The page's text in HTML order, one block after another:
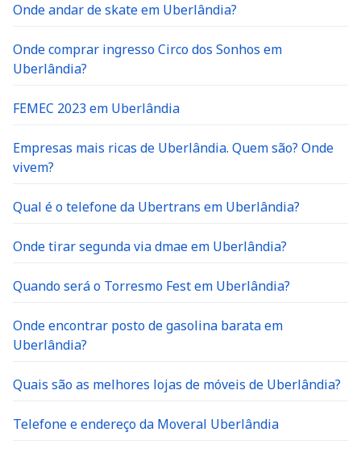
Onde andar de skate em Uberlândia?
Onde comprar ingresso Circo dos Sonhos em
Uberlândia?
FEMEC 2023 em Uberlândia
Empresas mais ricas de Uberlândia. Quem são? Onde
vivem?
Qual é o telefone da Ubertrans em Uberlândia?
Onde tirar segunda via dmae em Uberlândia?
Quando será o Torresmo Fest em Uberlândia?
Onde encontrar posto de gasolina barata em
Uberlândia?
Quais são as melhores lojas de móveis de Uberlândia?
Telefone e endereço da Moveral Uberlândia